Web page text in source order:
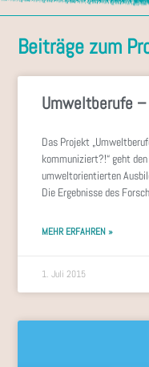
Umweltberufe
Das Projekt
kommuniziert?!“ geht
umweltorientierten
Die Ergebnisse des
MEHR ERFAHREN »
1. Juli 2015